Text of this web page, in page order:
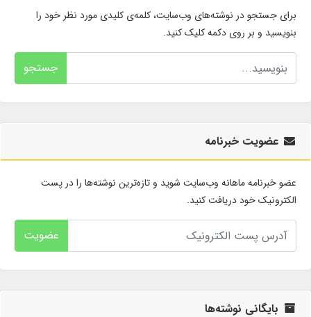
برای جستجو در نوشته‌های وب‌سایت، کلمه‌ی کلیدی مورد نظر خود را
بنویسید و بر روی دکمه کلیک کنید.
جستجو
عضویت خبرنامه
عضو خبرنامه ماهانه وب‌سایت شوید و تازه‌ترین نوشته‌ها را در پست
الکترونیک خود دریافت کنید.
عضویت
بایگانی نوشته‌ها